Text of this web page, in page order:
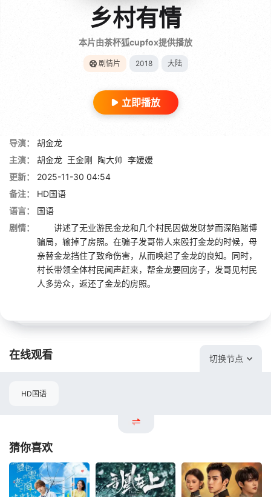
乡村有情
本片由茶杯狐cupfox提供播放
剧情片 2018 大陆
立即播放
导演：
胡金龙
主演：
胡金龙 王金刚 陶大帅 李媛媛
更新：
2025-11-30 04:54
备注：
HD国语
语言：
国语
剧情：
讲述了无业游民金龙和几个村民因做发财梦而深陷赌博
骗局，输掉了房照。在骗子发哥带人来殴打金龙的时候，母
亲替金龙挡住了致命伤害，从而唤起了金龙的良知。同时，
村长带领全体村民闻声赶来，帮金龙要回房子，发哥见村民
人多势众，返还了金龙的房照。
在线观看 切换节点
HD国语
猜你喜欢